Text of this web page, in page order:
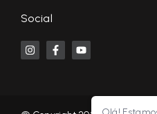
Social